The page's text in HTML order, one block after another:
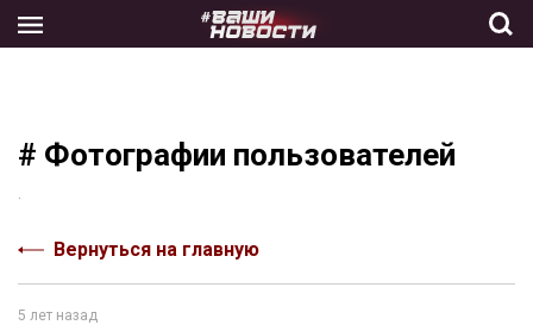
the
# Фотографии пользователей
Вернуться на главную
5 лет назад